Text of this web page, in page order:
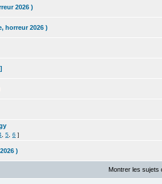
2026 )
horreur 2026 )
5 6 ]
)
Montrer les sujets